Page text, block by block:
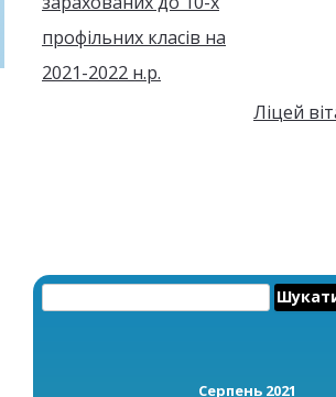
профільних класів на
2021-2022 н.р.
Ліцей
Серпень 2021